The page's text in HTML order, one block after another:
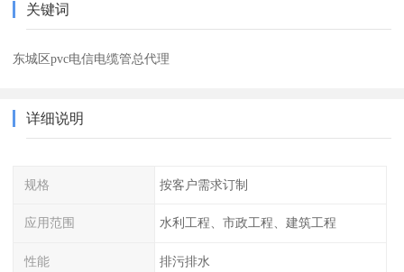
关键词
东城区pvc电信电缆管总代理
详细说明
规格 按客户需求订制
应用范围 水利工程、市政工程、建筑工程
性能 排污排水